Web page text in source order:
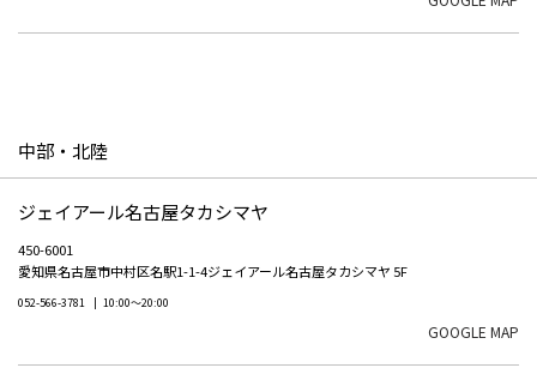
中部・北陸
ジェイアール名古屋タカシマヤ
450-6001
愛知県名古屋市中村区名駅1-1-4ジェイアール名古屋タカシマヤ 5F
052-566-3781 10:00～20:00
GOOGLE MAP